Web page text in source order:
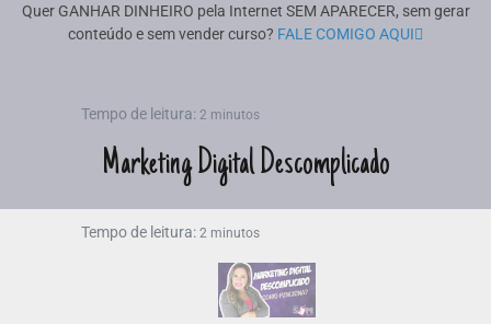
Quer GANHAR DINHEIRO pela Internet SEM APARECER, sem gerar
conteúdo e sem vender curso? FALE COMIGO AQUI
Tempo de leitura: 2 minutos
Marketing Digital Descomplicado
Tempo de leitura: 2 minutos